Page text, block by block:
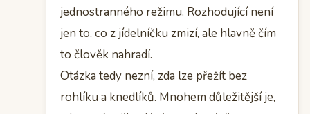
jednostranného režimu. Rozhodující není
jen to, co z jídelníčku zmizí, ale hlavně čím
to člověk nahradí.
Otázka tedy nezní, zda lze přežít bez
rohlíku a knedlíků. Mnohem důležitější je,